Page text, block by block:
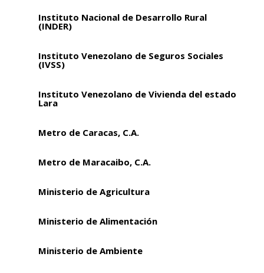
Instituto Nacional de Desarrollo Rural
(INDER)
Instituto Venezolano de Seguros Sociales
(IVSS)
Instituto Venezolano de Vivienda del estado
Lara
Metro de Caracas, C.A.
Metro de Maracaibo, C.A.
Ministerio de Agricultura
Ministerio de Alimentación
Ministerio de Ambiente